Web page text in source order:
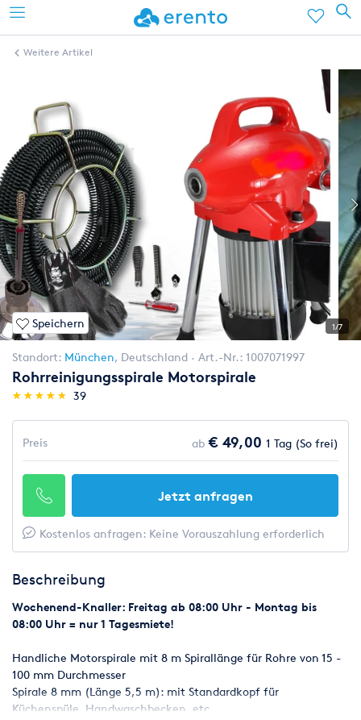
Weitere Artikel
Speichern 1/7
Standort: München, Deutschland Art.-Nr.: 1007071997
Rohrreinigungsspirale Motorspirale
(*)
★
★
(*)★
★
(*) ★
★
(*) ★
★
(*) ★
★ 39
Preis ab € 49,00 1 Tag (So frei)
Jetzt anfragen
Kostenlos anfragen: Keine Vorauszahlung erforderlich
Beschreibung
Wochenend-Knaller: Freitag ab 08:00 Uhr - Montag bis
08:00 Uhr = nur 1 Tagesmiete!
Handliche Motorspirale mit 8 m Spirallänge für Rohre von 15 -
100 mm Durchmesser
Spirale 8 mm (Länge 5,5 m): mit Standardkopf für
Küchenspüle, Handwaschbecken, etc.